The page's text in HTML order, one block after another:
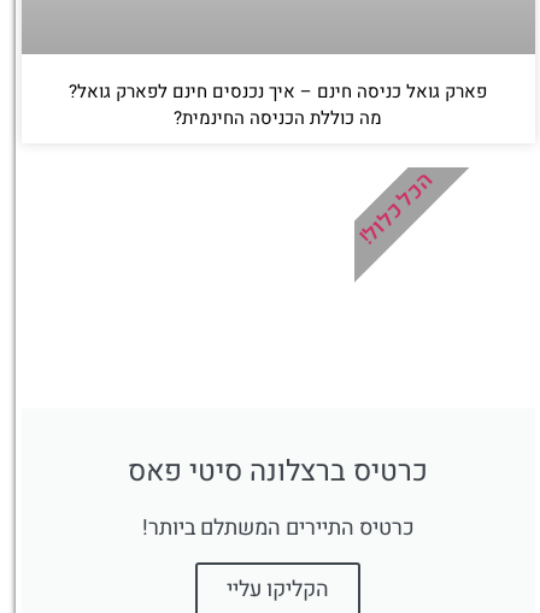
פארק גואל כניסה חינם – איך נכנסים חינם לפארק גואל?
מה כוללת הכניסה החינמית?
כרטיס ברצלונה סיטי פאס
כרטיס התיירים המשתלם ביותר!
הקליקו עליי
הכל כלול!